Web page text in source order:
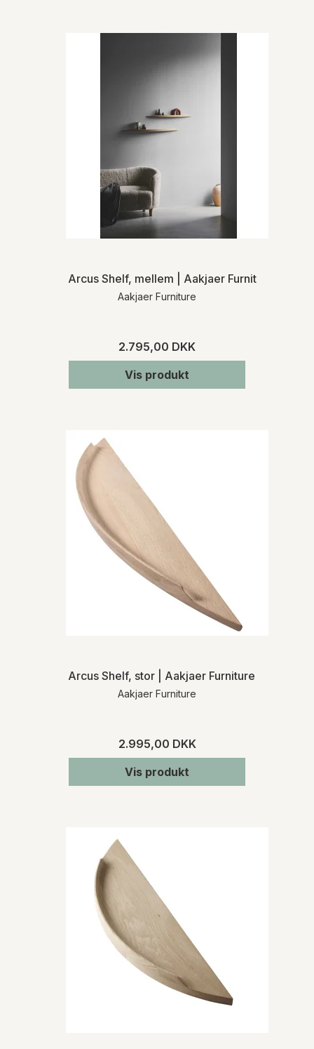
Arcus Shelf, mellem | Aakjaer Furniture
Aakjaer Furniture
2.795,00 DKK
Vis produkt
Arcus Shelf, stor | Aakjaer Furniture
Aakjaer Furniture
2.995,00 DKK
Vis produkt